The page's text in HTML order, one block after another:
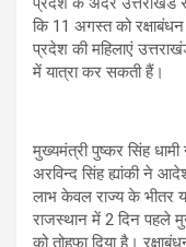
कि 11 अगस्त को
प्रदेश की महिलाएं
में यात्रा कर सकती हैं।
मुख्यमंत्री पुष्कर सिंह
अरविन्द सिंह ह्यांकी ने
लाभ केवल राज्य के भीतर
राजस्थान में 2 दिन पहले
को तोहफा दिया है।